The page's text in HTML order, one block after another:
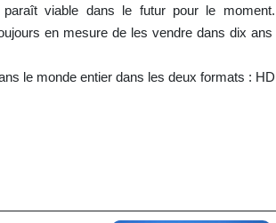
viable dans le futur pour le
en mesure de les vendre dans dix ans
le monde entier dans les deux formats :